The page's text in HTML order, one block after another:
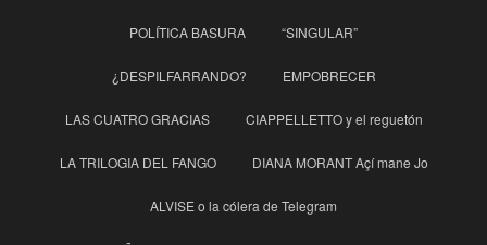
POLÍTICA BASURA “SINGULAR”
¿DESPILFARRANDO? EMPOBRECER
LAS CUATRO GRACIAS CIAPPELLETTO y el reguetón
LA TRILOGIA DEL FANGO DIANA MORANT Açí mane Jo
ALVISE o la cólera de Telegram